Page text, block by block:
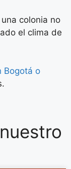
colonia no
el clima de
Bogotá o